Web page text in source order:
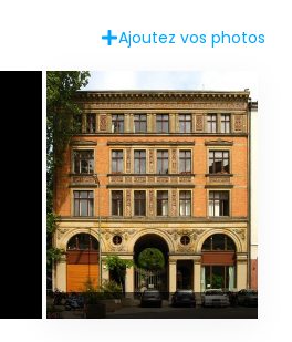
Ajoutez vos photos